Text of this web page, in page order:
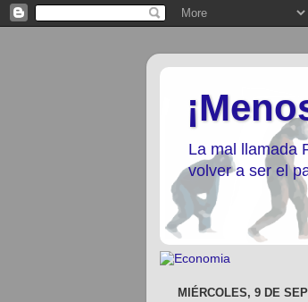
La mal llamada
volver a ser el
MIÉRCOLES, 9 DE